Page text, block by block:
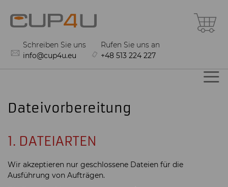
Inhalt
springen
Schreiben Sie uns
info@cup4u.eu
Rufen Sie uns an
+48 513 224 227
Dateivorbereitung
1. DATEIARTEN
Wir akzeptieren nur geschlossene Dateien für die
Ausführung von Aufträgen.